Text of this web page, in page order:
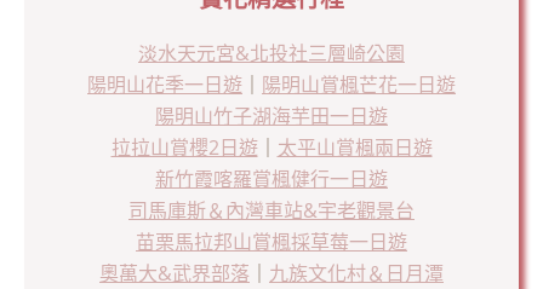
淡水天元宮&北投社三層崎公園
陽明山花季一日遊
陽明山賞楓芒花一日遊
陽明山竹子湖海芋田一日遊
拉拉山賞櫻2日遊｜ 太平山賞楓兩日遊
新竹霞喀羅賞楓健行一日遊
司馬庫斯＆內灣車站&宇老觀景台
苗栗馬拉邦山賞楓採草莓一日遊
奧萬大&武界部落
九族文化村＆日月潭